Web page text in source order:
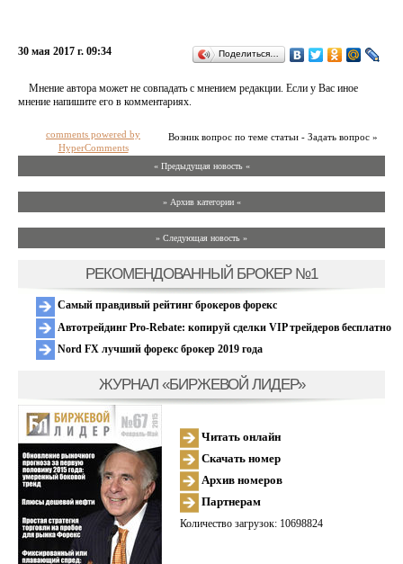
30 мая 2017 г. 09:34 Поделиться…
Мнение автора может не совпадать с мнением редакции. Если у Вас иное
мнение напишите его в комментариях.
Возник вопрос по теме статьи - Задать вопрос »
comments powered by
HyperComments
« Предыдущая новость «
» Архив категории «
» Следующая новость »
РЕКОМЕНДОВАННЫЙ БРОКЕР №1
Самый правдивый рейтинг брокеров форекс
Автотрейдинг Pro-Rebate: копируй сделки VIP трейдеров бесплатно
Nord FX лучший форекс брокер 2019 года
ЖУРНАЛ «БИРЖЕВОЙ ЛИДЕР»
Читать онлайн
Скачать номер
Архив номеров
Партнерам
Количество загрузок: 10698824